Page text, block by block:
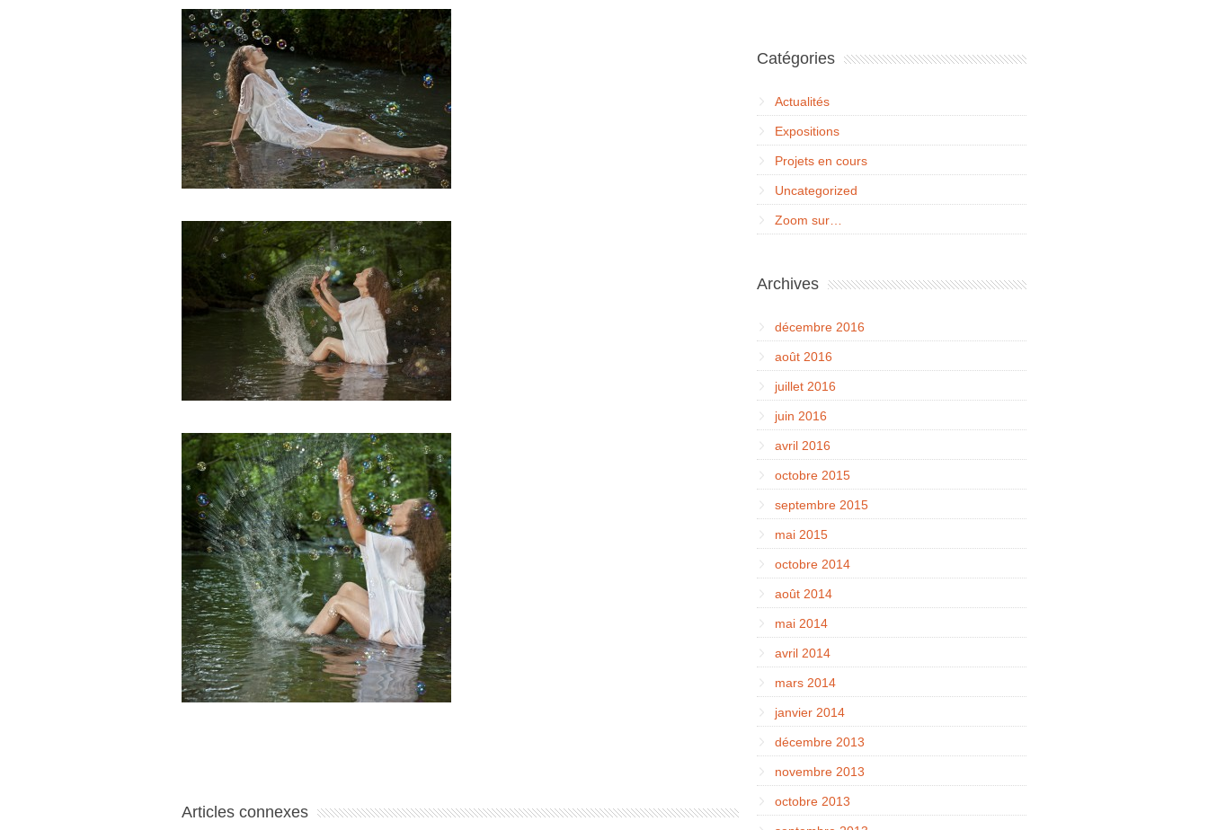
Articles connexes
Catégories
Actualités
Expositions
Projets en cours
Uncategorized
Zoom sur…
Archives
décembre 2016
août 2016
juillet 2016
juin 2016
avril 2016
octobre 2015
septembre 2015
mai 2015
octobre 2014
août 2014
mai 2014
avril 2014
mars 2014
janvier 2014
décembre 2013
novembre 2013
octobre 2013